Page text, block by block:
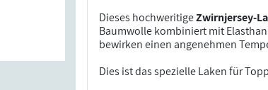
Dieses hochweritigeZwirnjersey-
Baumwolle kombiniert mit
bewirken einen angenehmen
Dies ist das spezielle Laken für